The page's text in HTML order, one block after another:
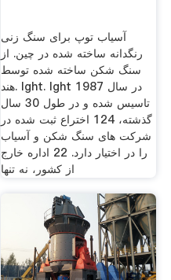
آسیاب توپ برای سنگ زنی
رنگدانه ساخته شده در چین. از
سنگ شکن ساخته شده توسط
هند. lght. lght در سال 1987
تاسیس شده و در طول 30 سال
گذشته، 124 اختراع ثبت شده در
شركت های سنگ شكن و آسیاب
را در اختیار دارد. 22 اداره خارج
از کشور، نه تنها